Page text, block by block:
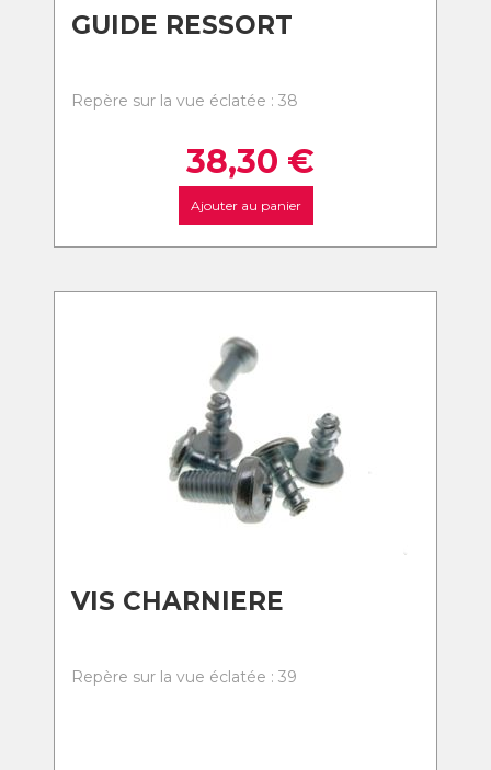
GUIDE RESSORT
Repère sur la vue éclatée : 38
38,30 €
Ajouter au panier
VIS CHARNIERE
Repère sur la vue éclatée : 39